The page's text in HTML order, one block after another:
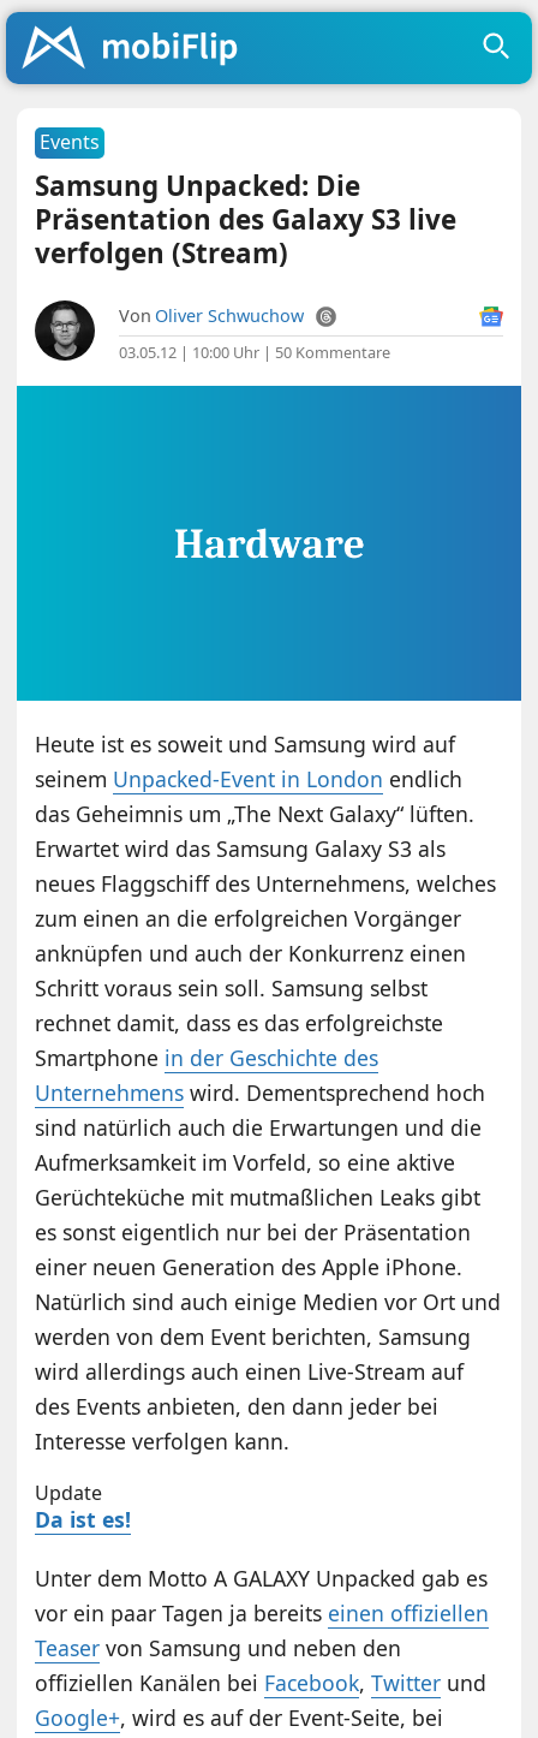
Events
Samsung Unpacked: Die
Präsentation des Galaxy S3 live
verfolgen (Stream)
Von Oliver Schwuchow
03.05.12 | 10:00 Uhr | 50 Kommentare
Heute ist es soweit und Samsung wird auf
seinem Unpacked-Event in London endlich
das Geheimnis um „The Next Galaxy“ lüften.
Erwartet wird das Samsung Galaxy S3 als
neues Flaggschiff des Unternehmens, welches
zum einen an die erfolgreichen Vorgänger
anknüpfen und auch der Konkurrenz einen
Schritt voraus sein soll. Samsung selbst
rechnet damit, dass es das erfolgreichste
Smartphone in der Geschichte des
Unternehmens wird. Dementsprechend hoch
sind natürlich auch die Erwartungen und die
Aufmerksamkeit im Vorfeld, so eine aktive
Gerüchteküche mit mutmaßlichen Leaks gibt
es sonst eigentlich nur bei der Präsentation
einer neuen Generation des Apple iPhone.
Natürlich sind auch einige Medien vor Ort und
werden von dem Event berichten, Samsung
wird allerdings auch einen Live-Stream auf
des Events anbieten, den dann jeder bei
Interesse verfolgen kann.
Update
Da ist es!
Unter dem Motto A GALAXY Unpacked gab es
vor ein paar Tagen ja bereits einen offiziellen
Teaser von Samsung und neben den
offiziellen Kanälen bei Facebook,Twitter und
Google+, wird es auf der Event-Seite, bei